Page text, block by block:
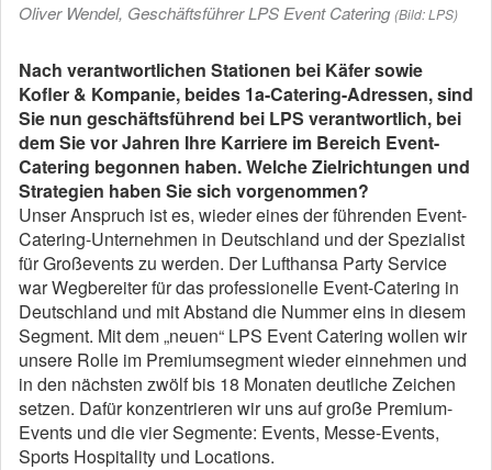
Oliver Wendel, Geschäftsführer LPS Event Catering (Bild: LPS)
Nach verantwortlichen Stationen bei Käfer sowie
Kofler & Kompanie, beides 1a-Catering-Adressen, sind
Sie nun geschäftsführend bei LPS verantwortlich, bei
dem Sie vor Jahren Ihre Karriere im Bereich Event-
Catering begonnen haben. Welche Zielrichtungen und
Strategien haben Sie sich vorgenommen?
Unser Anspruch ist es, wieder eines der führenden Event-
Catering-Unternehmen in Deutschland und der Spezialist
für Großevents zu werden. Der Lufthansa Party Service
war Wegbereiter für das professionelle Event-Catering in
Deutschland und mit Abstand die Nummer eins in diesem
Segment. Mit dem „neuen“ LPS Event Catering wollen wir
unsere Rolle im Premiumsegment wieder einnehmen und
in den nächsten zwölf bis 18 Monaten deutliche Zeichen
setzen. Dafür konzentrieren wir uns auf große Premium-
Events und die vier Segmente: Events, Messe-Events,
Sports Hospitality und Locations.